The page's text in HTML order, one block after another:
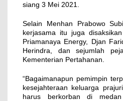
siang 3 Mei 2021.
Selain Menhan Prabowo
kerjasama itu juga
Priamanaya Energy, Djan
Herindra, dan sejumlah
Kementerian Pertahanan.
“Bagaimanapun pemimpin
kesejahteraan keluarga
harus berkorban di